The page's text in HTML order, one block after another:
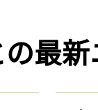
最